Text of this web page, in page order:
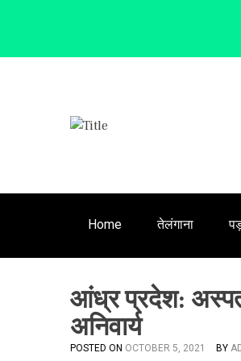
e
Home तेलंगाना
आंध्र प्रदेश:
अनिवार्य
POSTED ON OCTOBER 5, 2021 BY